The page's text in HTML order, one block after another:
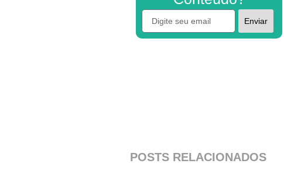
Enviar
Alternative:
POSTS RELACIONADOS